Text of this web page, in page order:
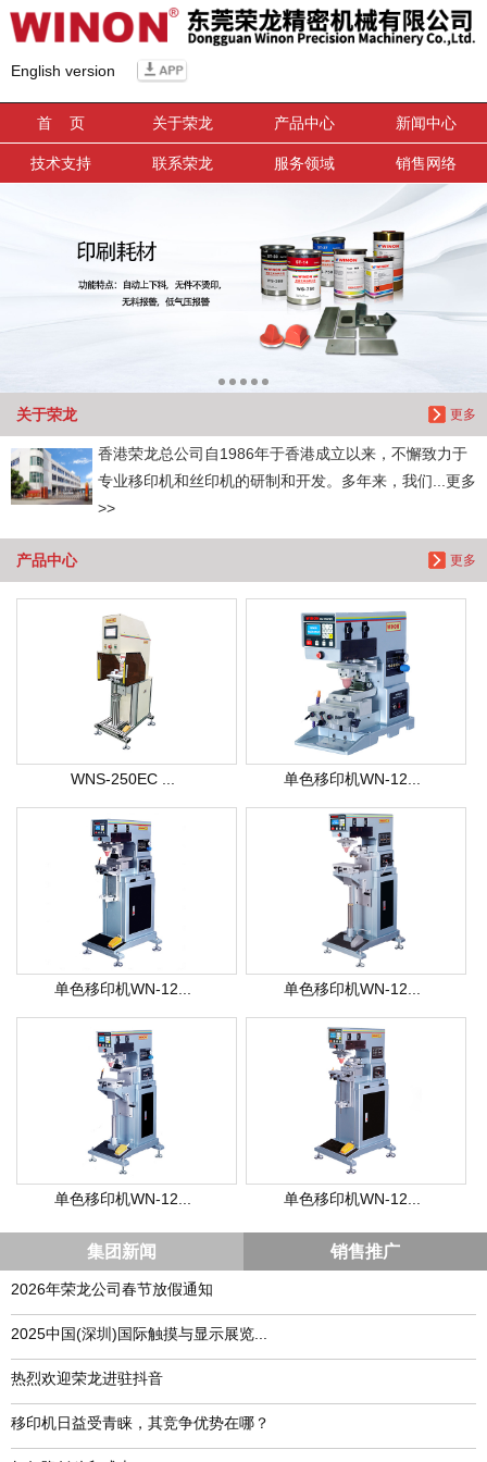
English version
首 页 关于荣龙 产品中心 新闻中心
技术支持 联系荣龙 服务领域 销售网络
更多
关于荣龙
香港荣龙总公司自1986年于香港成立以来，不懈致力于
专业移印机和丝印机的研制和开发。多年来，我们...更多
>>
更多
产品中心
WNS-250EC ... 单色移印机WN-12...
单色移印机WN-12... 单色移印机WN-12...
单色移印机WN-12... 单色移印机WN-12...
集团新闻 销售推广
2026年荣龙公司春节放假通知
​2025中国(深圳)国际触摸与显示展览...
热烈欢迎荣龙进驻抖音
移印机日益受青睐，其竞争优势在哪？
信息搜索
搜索